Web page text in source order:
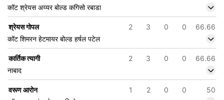
कॉट श्रेयस अय्यर बोल्ड कगिसो रबाडा
श्रेयस गोपल 2 3 0 0
66.66
कॉट शिमरन हेटमायर बोल्ड हर्षल पटेल
कार्तिक त्यागी 2 3 0 0
66.66
नाबाद
वरूण आरोन 1 2 0 0
50